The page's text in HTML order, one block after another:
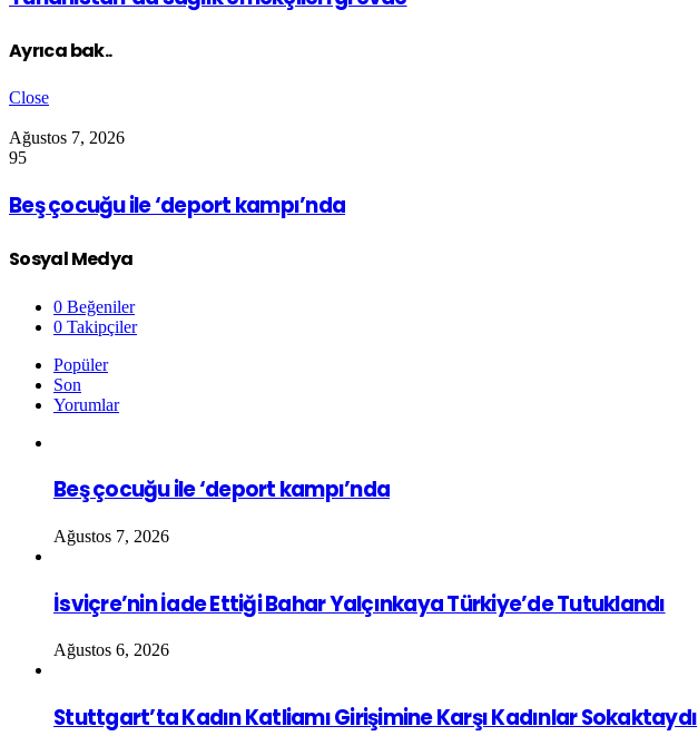
Ayrıca bak..
Close
Ağustos 7, 2026
95
Beş çocuğu ile ‘deport kampı’nda
Sosyal Medya
0 Beğeniler
0 Takipçiler
Popüler
Son
Yorumlar
Beş çocuğu ile ‘deport kampı’nda
Ağustos 7, 2026
İsviçre’nin İade Ettiği Bahar Yalçınkaya Türkiye’de Tutuklandı
Ağustos 6, 2026
Stuttgart’ta Kadın Katliamı Girişimine Karşı Kadınlar Sokaktaydı